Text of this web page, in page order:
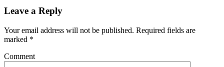
Leave a Reply
Your email address will not be published. Required fields are
marked *
Comment